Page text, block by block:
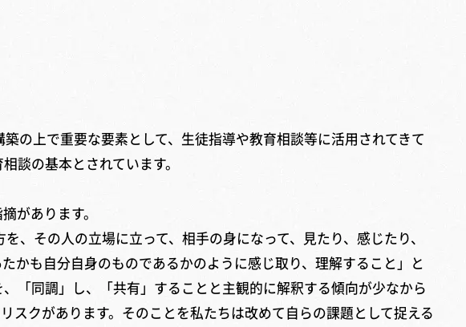
の上で重要な要素として、生徒指導や教育相談等に活用されてきて
談の基本とされています。
があります。
その人の立場に立って、相手の身になって、見たり、感じたり、
かも自分自身のものであるかのように感じ取り、理解すること」と
「同調」し、「共有」することと主観的に解釈する傾向が少なから
スクがあります。そのことを私たちは改めて自らの課題として捉える